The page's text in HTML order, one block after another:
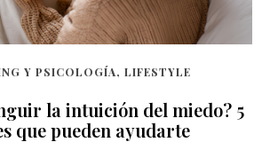
Y PSICOLOGÍA, LIFESTYLE
la intuición del miedo? 5
que pueden ayudarte